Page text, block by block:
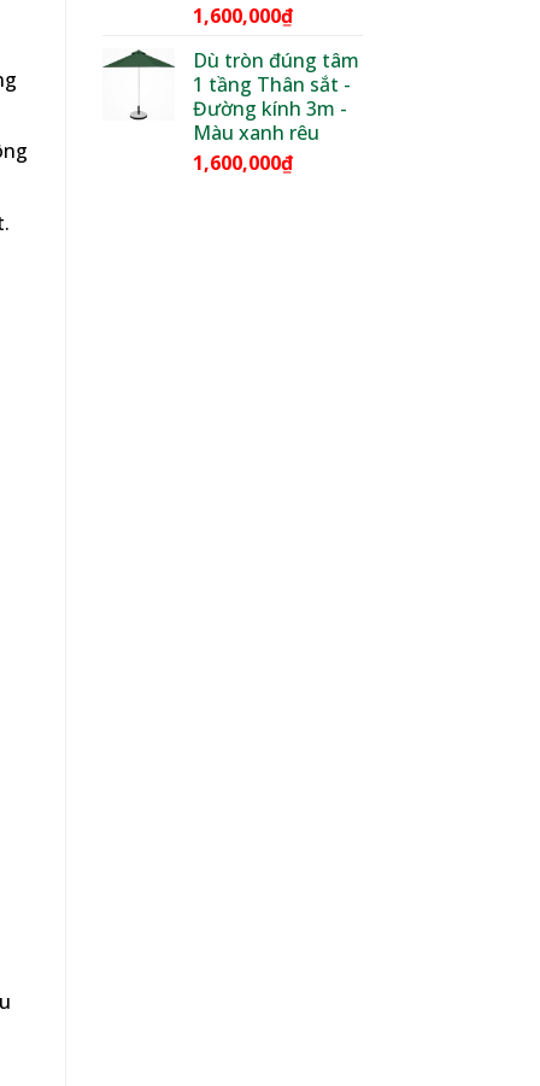
1,600,000₫
Dù tròn đúng tâm
1 tầng Thân sắt -
Đường kính 3m -
Màu xanh rêu
1,600,000₫